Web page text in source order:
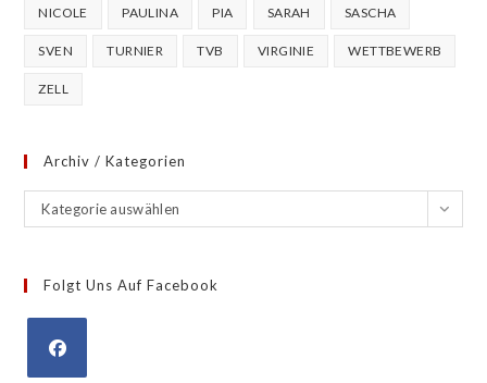
NICOLE PAULINA PIA SARAH SASCHA
SVEN TURNIER TVB VIRGINIE WETTBEWERB
ZELL
Archiv / Kategorien
Archiv
/
Kategorie auswählen
Folgt Uns Auf Facebook